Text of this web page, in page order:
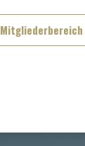
Mitgliederbereich